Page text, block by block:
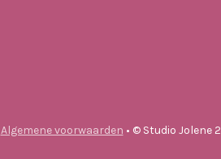
Algemene voorwaarden • © Studio Jolene